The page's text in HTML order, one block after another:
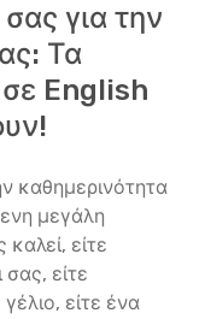
για την
Τα
English
καθημερινότητα
μεγάλη
είτε
σας, είτε
είτε ένα